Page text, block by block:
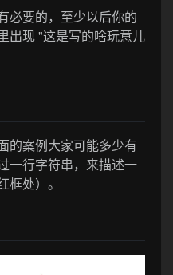
必要的，至少以后你的
出现 "这是写的啥玩意儿
的案例大家可能多少有
一行字符串，来描述一
处）。